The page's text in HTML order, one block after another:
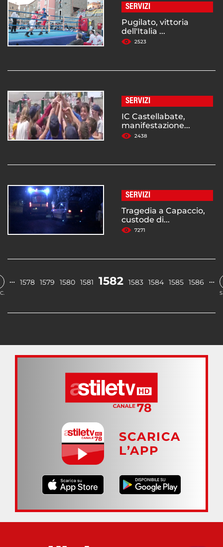
SERVIZI
Pugilato, vittoria
dell'Italia ...
2523
SERVIZI
IC Castellabate,
manifestazione...
2438
SERVIZI
Tragedia a Capaccio,
custode di...
7271
… 1578 1579 1580 1581 1582 1583 1584 1585 1586 …
SCARICA
L’APP